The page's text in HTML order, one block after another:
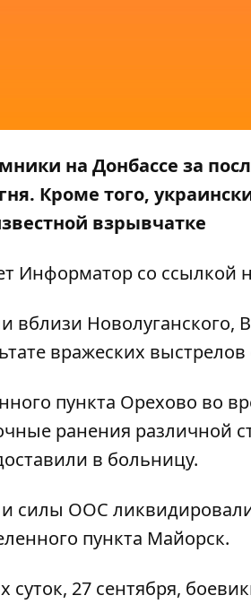
на Донбассе за
Кроме того,
взрывчатке
Информатор со ссылкой
вблизи Новолуганского,
вражеских
пункта Орехово во
ранения различной
в больницу.
и силы ООС
пункта Майорск.
суток, 27 сентября,